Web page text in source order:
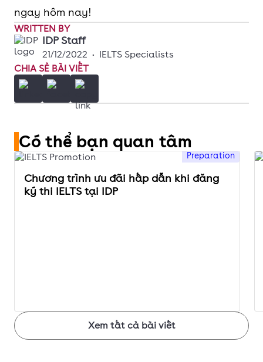
ngay hôm nay!
WRITTEN BY
IDP Staff
21/12/2022 • IELTS Specialists
CHIA SẺ BÀI VIẾT
Có thể bạn quan tâm
Xem tất cả bài viết
Preparation
Chương trình ưu đãi hấp dẫn khi đăng
ký thi IELTS tại IDP